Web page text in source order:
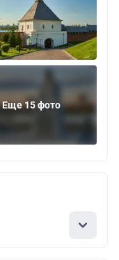
Еще 15 фото